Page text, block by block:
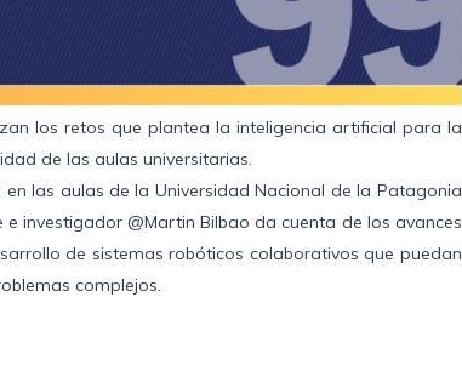
los retos que plantea la inteligencia artificial para la
de las aulas universitarias.
las aulas de la Universidad Nacional de la Patagonia
investigador @Martin Bilbao da cuenta de los avances
de sistemas robóticos colaborativos que puedan
complejos.